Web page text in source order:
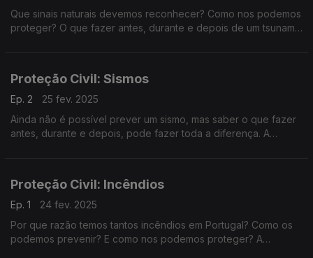
Que sinais naturais devemos reconhecer? Como nos podemos
proteger? O que fazer antes, durante e depois de um tsunami?
Proteção Civil: Sismos
Ep. 2
25 fev. 2025
Ainda não é possível prever um sismo, mas saber o que fazer
antes, durante e depois, pode fazer toda a diferença. A
Proteção Civil: Incêndios
Ep. 1
24 fev. 2025
Por que razão temos tantos incêndios em Portugal? Como os
podemos prevenir? E como nos podemos proteger? A